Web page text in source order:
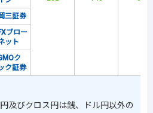
三証券
ブロー
ット
ク
ク証券
及びクロス円は銭、ドル円以外の